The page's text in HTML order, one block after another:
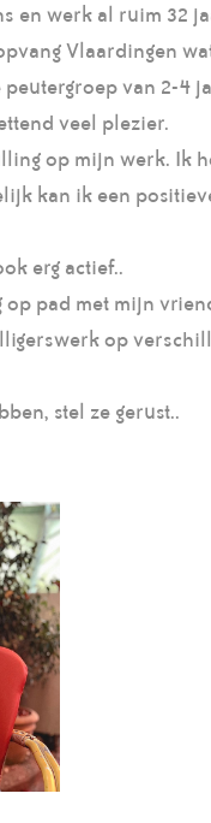
en werk al ruim 32
Vlaardingen
van 2-4
veel plezier.
op mijn werk.
kan ik een
erg actief..
op pad met mijn
op
stel ze gerust..